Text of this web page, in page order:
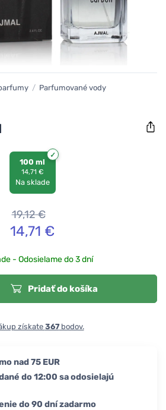
/ Parfumované vody
100 ml
14,71 €
Na sklade
19,12€
14,71 €
- Odosielame do 3 dní
Pridať do košíka
získate 367bodov.
nad 75 EUR
do 12:00 sa odosielajú
do 90 dní zadarmo